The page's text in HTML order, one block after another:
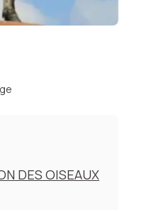
DES OISEAUX